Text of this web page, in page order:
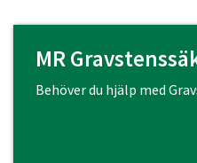
MR
Behöver du hjälp med